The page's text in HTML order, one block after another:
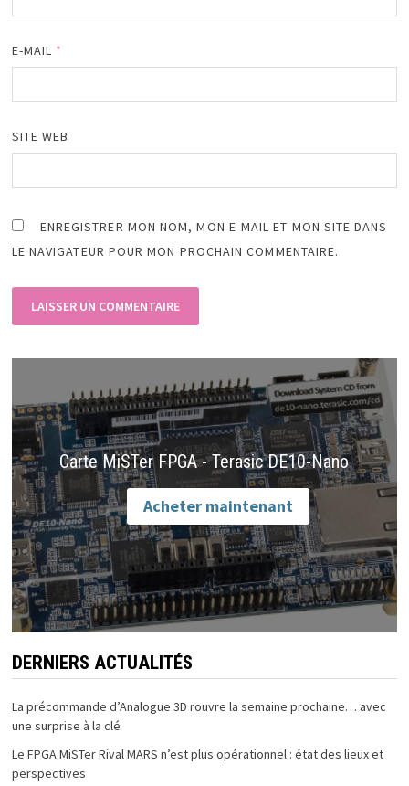
E-MAIL *
SITE WEB
ENREGISTRER MON NOM, MON E-MAIL ET MON SITE DANS
LE NAVIGATEUR POUR MON PROCHAIN COMMENTAIRE.
Carte MiSTer FPGA - Terasic DE10-Nano
Acheter maintenant
DERNIERS ACTUALITÉS
La précommande d’Analogue 3D rouvre la semaine prochaine… avec
une surprise à la clé
Le FPGA MiSTer Rival MARS n’est plus opérationnel : état des lieux et
perspectives